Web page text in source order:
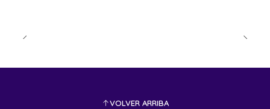
VOLVER ARRIBA